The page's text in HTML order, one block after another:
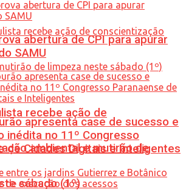
recebe ação de
ambiental e mutirão de
sábado (1º)
abertura de CPI para apurar
SAMU
apresenta case de sucesso e
inédita no 11º Congresso
de Cidades Digitais e Inteligentes